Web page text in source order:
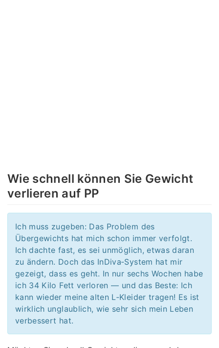
Wie schnell können Sie Gewicht
verlieren auf PP
Ich muss zugeben: Das Problem des
Übergewichts hat mich schon immer verfolgt.
Ich dachte fast, es sei unmöglich, etwas daran
zu ändern. Doch das InDiva‑System hat mir
gezeigt, dass es geht. In nur sechs Wochen habe
ich 34 Kilo Fett verloren — und das Beste: Ich
kann wieder meine alten L‑Kleider tragen! Es ist
wirklich unglaublich, wie sehr sich mein Leben
verbessert hat.